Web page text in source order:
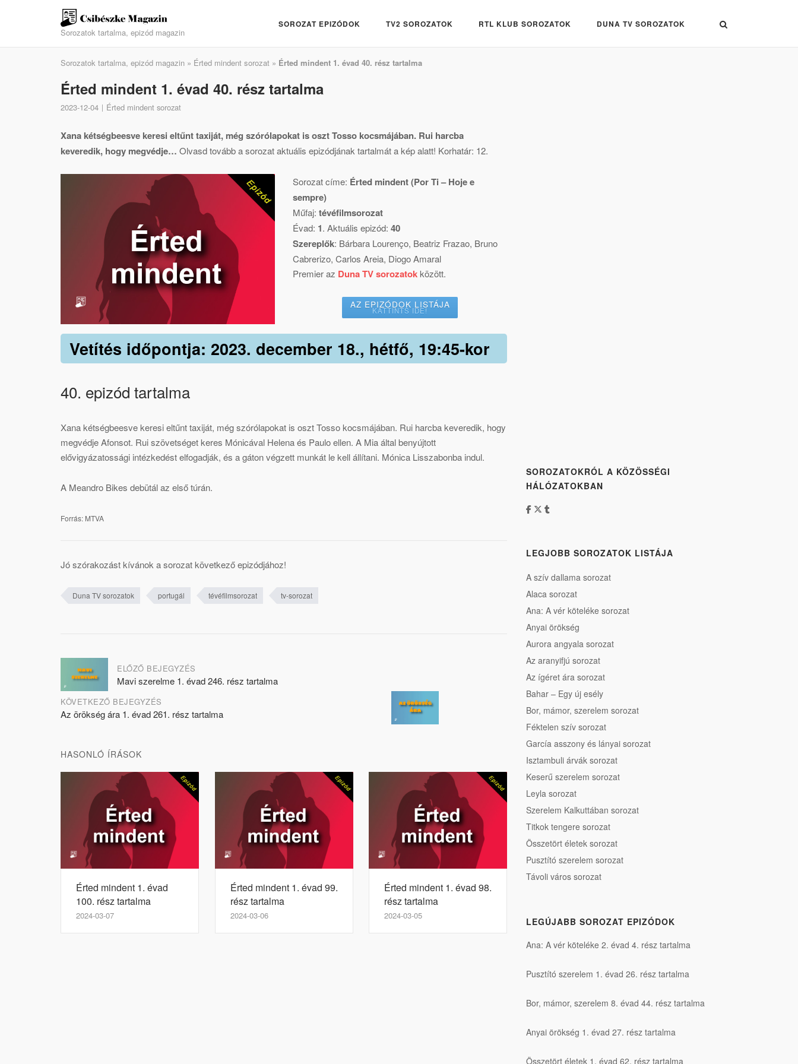
Sorozatok tartalma, epizód magazin
SOROZAT EPIZÓDOK TV2 SOROZATOK RTL KLUB SOROZATOK DUNA TV SOROZATOK
Sorozatok tartalma, epizód magazin » Érted mindent sorozat » Érted mindent 1. évad 40. rész tartalma
Érted mindent 1. évad 40. rész tartalma
2023-12-04 Érted mindent sorozat
Xana kétségbeesve keresi eltűnt taxiját, még szórólapokat is oszt Tosso kocsmájában. Rui harcba
keveredik, hogy megvédje… Olvasd tovább a sorozat aktuális epizódjának tartalmát a kép alatt! Korhatár: 12.
Sorozat címe: Érted mindent (Por Ti – Hoje e
sempre)
Műfaj:tévéfilmsorozat
Évad: 1. Aktuális epizód:40
Szereplők: Bárbara Lourenço, Beatriz Frazao, Bruno
Cabrerizo,Carlos Areia, Diogo Amaral
Premier az Duna TV sorozatok között.
AZ EPIZÓDOK LISTÁJA
KATTINTS IDE!
Vetítés időpontja: 2023. december 18., hétfő, 19:45-kor
40. epizód tartalma
Xana kétségbeesve keresi eltűnt taxiját, még szórólapokat is oszt Tosso kocsmájában. Rui harcba keveredik, hogy
megvédje Afonsot. Rui szövetséget keres Mónicával Helena és Paulo ellen. A Mia által benyújtott
elővigyázatossági intézkedést elfogadják, és a gáton végzett munkát le kell állítani. Mónica Lisszabonba indul.
A Meandro Bikes debütál az első túrán.
Forrás: MTVA
Jó szórakozást kívánok a sorozat következő epizódjához!
Duna TV sorozatok portugál tévéfilmsorozat tv-sorozat
Post
navigation
ELŐZŐ BEJEGYZÉS
Mavi szerelme 1. évad 246. rész tartalma
KÖVETKEZŐ BEJEGYZÉS
Az örökség ára 1. évad 261. rész tartalma
HASONLÓ ÍRÁSOK
Érted mindent 1. évad
100. rész tartalma
2024-03-07
Érted mindent 1. évad 99.
rész tartalma
2024-03-06
Érted mindent 1. évad 98.
rész tartalma
2024-03-05
SOROZATOKRÓL A KÖZÖSSÉGI
HÁLÓZATOKBAN
LEGJOBB SOROZATOK LISTÁJA
A szív dallama sorozat
Alaca sorozat
Ana: A vér köteléke sorozat
Anyai örökség
Aurora angyala sorozat
Az aranyifjú sorozat
Az ígéret ára sorozat
Bahar – Egy új esély
Bor, mámor, szerelem sorozat
Féktelen szív sorozat
García asszony és lányai sorozat
Isztambuli árvák sorozat
Keserű szerelem sorozat
Leyla sorozat
Szerelem Kalkuttában sorozat
Titkok tengere sorozat
Összetört életek sorozat
Pusztító szerelem sorozat
Távoli város sorozat
LEGÚJABB SOROZAT EPIZÓDOK
Ana: A vér köteléke 2. évad 4. rész tartalma
Pusztító szerelem 1. évad 26. rész tartalma
Bor, mámor, szerelem 8. évad 44. rész tartalma
Anyai örökség 1. évad 27. rész tartalma
Összetört életek 1. évad 62. rész tartalma